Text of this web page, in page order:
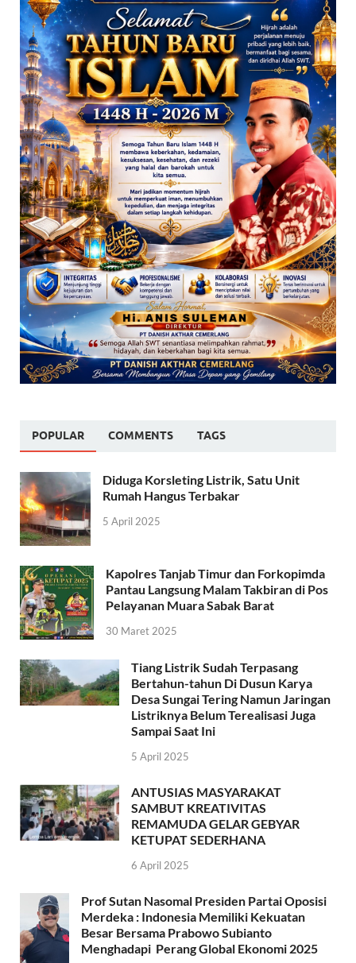
POPULAR COMMENTS TAGS
Diduga Korsleting Listrik, Satu Unit
Rumah Hangus Terbakar
5 April 2025
Kapolres Tanjab Timur dan Forkopimda
Pantau Langsung Malam Takbiran di Pos
Pelayanan Muara Sabak Barat
30 Maret 2025
Tiang Listrik Sudah Terpasang
Bertahun-tahun Di Dusun Karya
Desa Sungai Tering Namun Jaringan
Listriknya Belum Terealisasi Juga
Sampai Saat Ini
5 April 2025
ANTUSIAS MASYARAKAT
SAMBUT KREATIVITAS
REMAMUDA GELAR GEBYAR
KETUPAT SEDERHANA
6 April 2025
Prof Sutan Nasomal Presiden Partai Oposisi
Merdeka : Indonesia Memiliki Kekuatan
Besar Bersama Prabowo Subianto
Menghadapi Perang Global Ekonomi 2025